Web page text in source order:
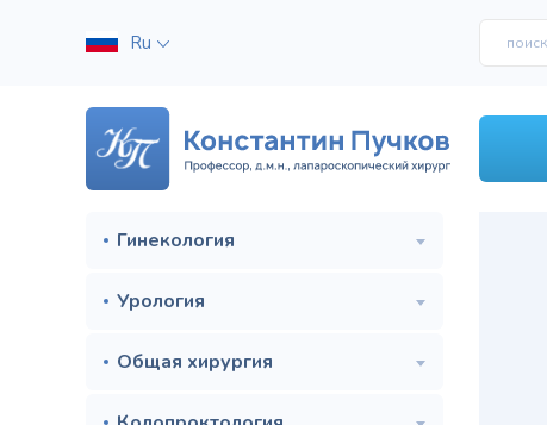
Ru
Гинекология
Урология
Общая хирургия